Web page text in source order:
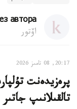
автора
اۆتور
20:17, 08 تامىز 2026
پرەزيدەنت
تالقىلانىپ جاتىر